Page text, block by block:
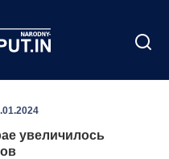
увеличилось